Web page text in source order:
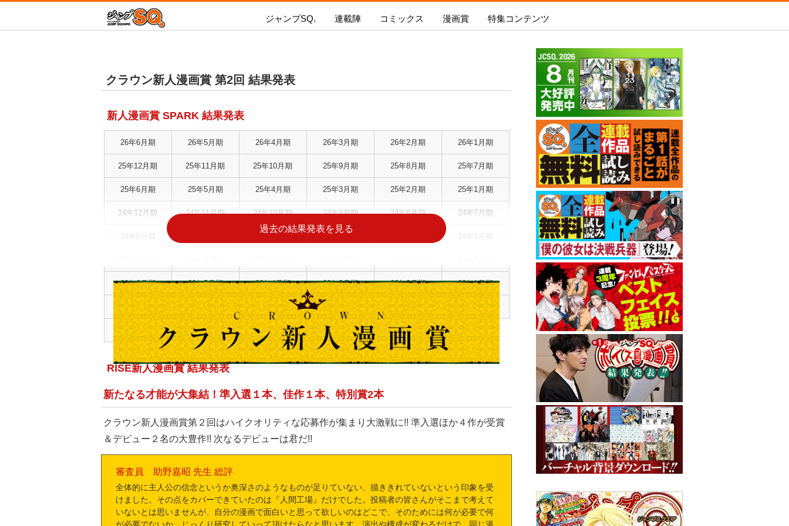
ジャンプSQ.
次号の内容を見る
ジャンプSQ.とは？
ジャンプSQ.RISE 2026 SUMMER
内容を見る
電子版で購入
連載陣
青の祓魔師
放課後の王子様
この音とまれ！
終わりのセラフ
血界戦線 Beat 3 Peat
Mr.Clice
冒険王ビィト
カワイスギクライシス
戦奏教室
極楽街
ファントムバスターズ
茜部先生は照れ知らず
あめとうみ
いろはの門
ましろくんの補講アトリエ
魔王城サイドウェイ
銀魂 3年Z組銀八先生
アオの解
オダロク
ラビットチェイサー
彼岸の螢
レイバイデイ
僕の彼女は決戦兵器
コミックス
次月発売のコミックス
漫画賞
募集要項
新人漫画賞SPARK
二代目年間王者決定!!
新人漫画賞SPARK
WEB投稿
WEB持ち込み募集
原稿の直接申し込み
特集コンテンツ
ジャンプSQ.全連載作品無料試し読み
青の祓魔師15周年記念サイト
『新テニスの王子様』シーンを予想して「打って
る！！」「打たれてる！」を当てよう！
クラウン新人漫画賞 第2回 結果発表
新人漫画賞 SPARK 結果発表
26年6月期 26年5月期 26年4月期 26年3月期 26年2月期 26年1月期
25年12月期 25年11月期 25年10月期 25年9月期 25年8月期 25年7月期
25年6月期 25年5月期 25年4月期 25年3月期 25年2月期 25年1月期
24年12月期 24年11月期 24年10月期 24年9月期 24年8月期 24年7月期
24年6月期 24年3月期 24年1月期
23年6月期 23年5月期 23年4月期 23年3月期 23年2月期 23年1月期
22年12月期 22年11月期 22年10月期 22年9月期 22年8月期 22年7月期
22年6月期 22年5月期 22年4月期 22年3月期
RISE新人漫画賞 結果発表
過去の結果発表を見る
新たなる才能が大集結！準入選１本、佳作１本、特別賞2本
クラウン新人漫画賞第２回はハイクオリティな応募作が集まり大激戦に!! 準入選ほか４作が受賞
＆デビュー２名の大豊作!! 次なるデビューは君だ!!
審査員 助野嘉昭 先生 総評
全体的に主人公の信念というか奥深さのようなものが足りていない、描ききれていないという印象を受
けました。その点をカバーできていたのは『人間工場』だけでした。投稿者の皆さんがそこまで考えて
いないとは思いませんが、自分の漫画で面白いと思って欲しいのはどこで、そのためには何が必要で何